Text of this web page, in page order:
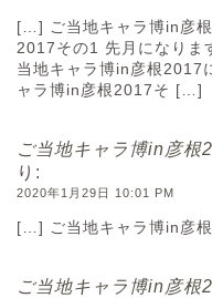
[…] ご当地キャラ博in彦
2017その1 先月になりま
当地キャラ博in彦根2017
ャラ博in彦根2017そ […]
ご当地キャラ博in彦根
り:
2020年1月29日 10:01 PM
[…] ご当地キャラ博in彦
ご当地キャラ博in彦根